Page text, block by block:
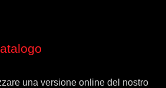
una versione online del nostro